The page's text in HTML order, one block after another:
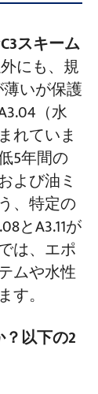
スキーム
にも、規
いが保護
（水
れていま
5年間の
よび油ミ
、特定の
とA3.11が
は、エポ
ムや水性
。
以下の2